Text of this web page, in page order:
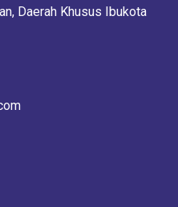
Daerah Khusus Ibukota